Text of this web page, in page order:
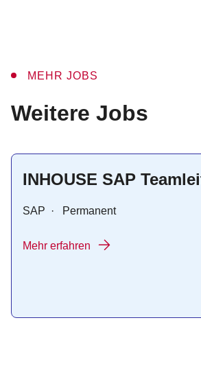
MEHR JOBS
:
Weitere Jobs
INHOUSE SAP
SAP · Permanent
Mehr erfahren